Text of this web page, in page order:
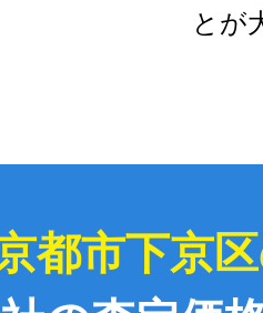
とが
都市下京